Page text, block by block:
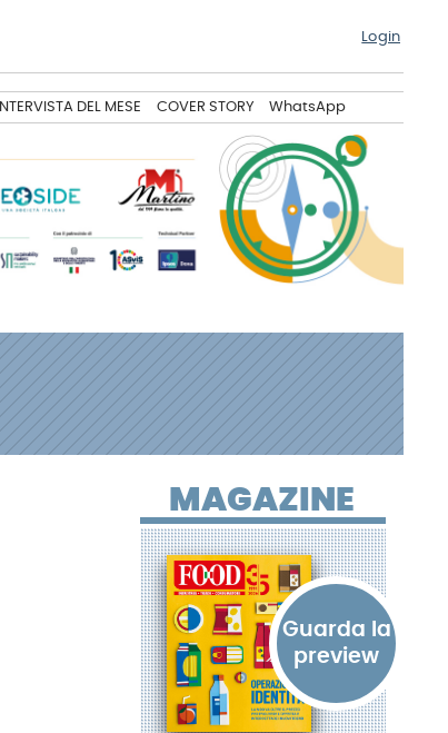
Login
INTERVISTA DEL MESE COVER STORY WhatsApp
MAGAZINE